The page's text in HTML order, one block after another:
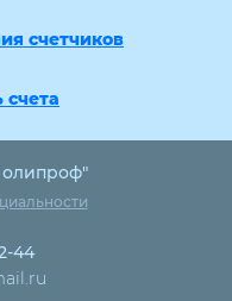
счетчиков
счета
44